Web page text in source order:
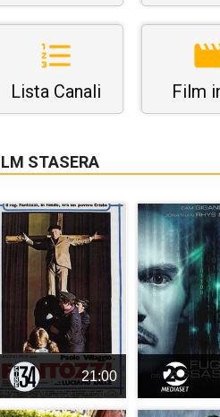
Lista Canali Film
STASERA
21:00